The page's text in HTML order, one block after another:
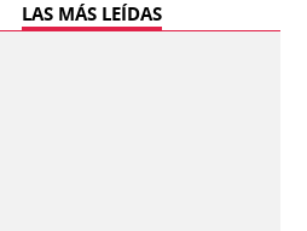
LAS MÁS LEÍDAS